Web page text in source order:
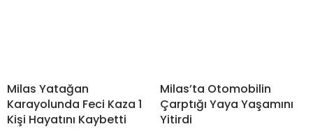
Milas Yatağan
Karayolunda Feci Kaza 1
Kişi Hayatını Kaybetti
Milas’ta Otomobilin
Çarptığı Yaya Yaşamını
Yitirdi